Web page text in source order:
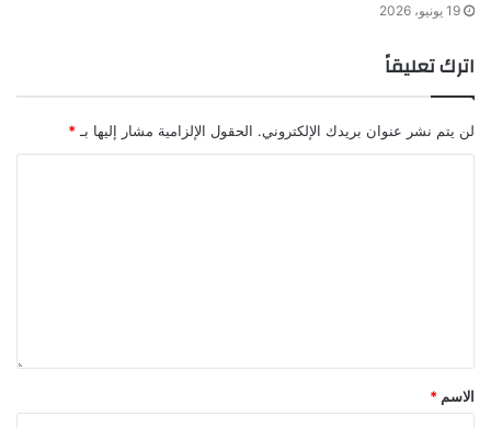
19 يونيو، 2026
اترك تعليقاً
لن يتم نشر عنوان بريدك الإلكتروني. الحقول الإلزامية مشار إليها بـ *
الاسم *